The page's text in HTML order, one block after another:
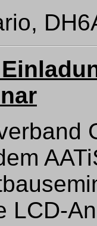
LCD-